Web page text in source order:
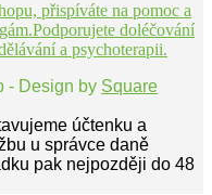
přispíváte na pomoc a
doléčování
a psychoterapii.
- Design by Square
účtenku a
u správce daně
pak nejpozději do 48